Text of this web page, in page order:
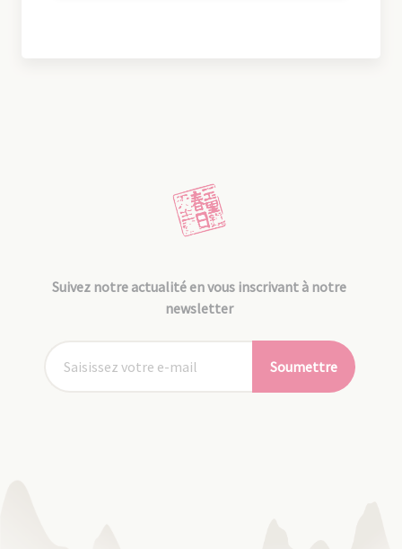
Suivez notre actualité en vous inscrivant à notre
newsletter
Soumettre